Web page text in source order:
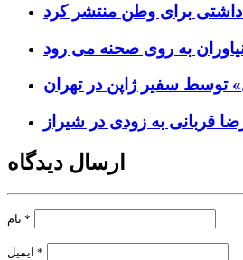
برای وطن منتشر کرد
به روی صحنه می رود
توسط سفیر ژاپن در تهران
قربانی به زودی در شیراز
ارسال دیدگاه
*
*